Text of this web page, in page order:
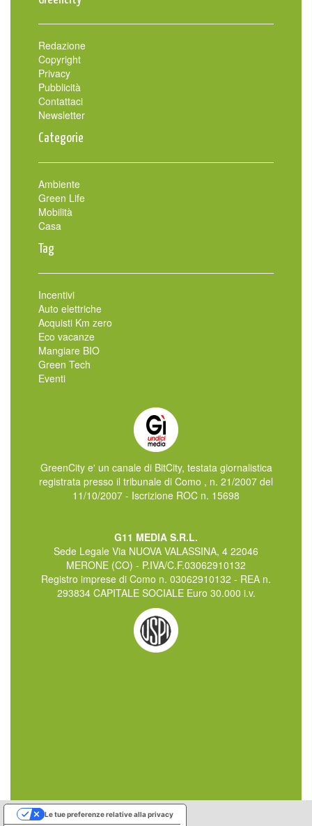
Redazione
Copyright
Privacy
Pubblicità
Contattaci
Newsletter
Categorie
Ambiente
Green Life
Mobilità
Casa
Tag
Incentivi
Auto elettriche
Acquisti Km zero
Eco vacanze
Mangiare BIO
Green Tech
Eventi
GreenCity e' un canale di BitCity, testata giornalistica
registrata presso il tribunale di Como , n. 21/2007 del
11/10/2007 - Iscrizione ROC n. 15698
G11 MEDIA S.R.L.
Sede Legale Via NUOVA VALASSINA, 4 22046
MERONE (CO) - P.IVA/C.F.03062910132
Registro imprese di Como n. 03062910132 - REA n.
293834 CAPITALE SOCIALE Euro 30.000 i.v.
Le tue preferenze relative alla privacy